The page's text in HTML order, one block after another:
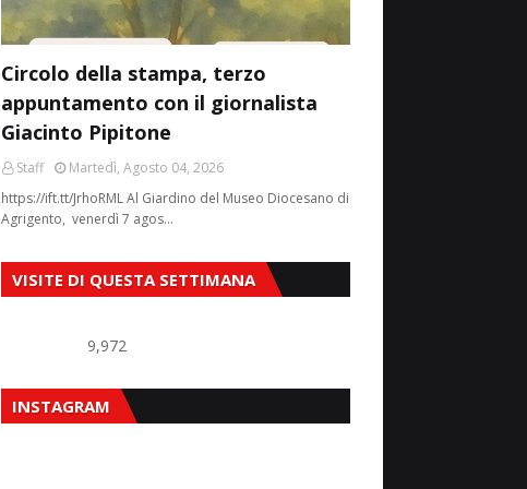
Circolo della stampa, terzo
appuntamento con il giornalista
Giacinto Pipitone
Staff
Martedì, Agosto 04, 2026
https://ift.tt/JrhoRML Al Giardino del Museo Diocesano di
Agrigento, venerdì 7 agos…
VISITE DI QUESTA SETTIMANA
9,972
INSTAGRAM